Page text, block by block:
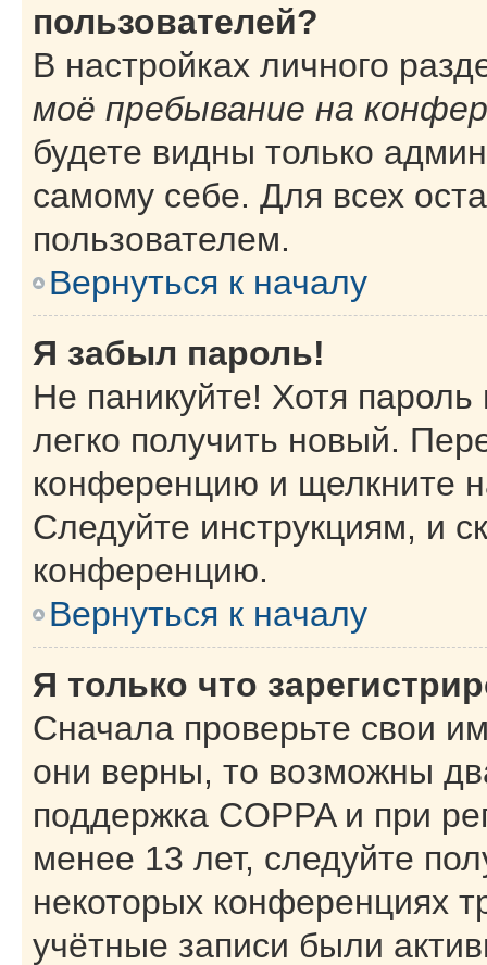
пользователей?
В настройках личного
моё пребывание на
будете видны только
самому себе. Для всех
пользователем.
Вернуться к началу
Я забыл пароль!
Не паникуйте! Хотя
легко получить новый.
конференцию и щелкните
Следуйте инструкциям, и
конференцию.
Вернуться к началу
Я только что
Сначала проверьте свои
они верны, то возможны
поддержка COPPA и при
менее 13 лет, следуйте
некоторых конференциях
учётные записи были